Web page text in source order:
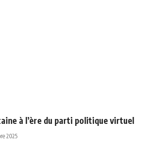
à l’ère du parti politique virtuel
2025